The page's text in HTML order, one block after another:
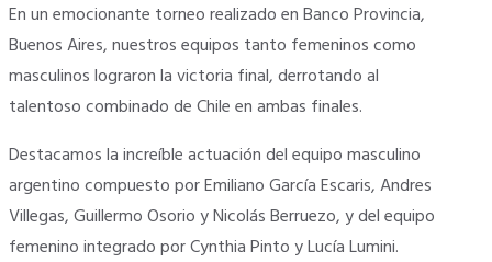
En un emocionante torneo realizado en Banco Provincia,
Buenos Aires, nuestros equipos tanto femeninos como
masculinos lograron la victoria final, derrotando al
talentoso combinado de Chile en ambas finales.
Destacamos la increíble actuación del equipo masculino
argentino compuesto por Emiliano García Escaris, Andres
Villegas, Guillermo Osorio y Nicolás Berruezo, y del equipo
femenino integrado por Cynthia Pinto y Lucía Lumini.